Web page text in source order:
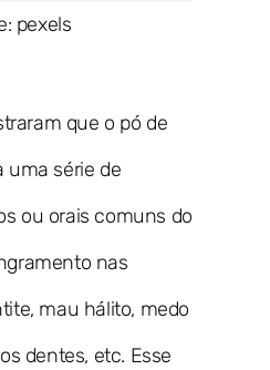
pexels
que o pó de
uma série de
ou orais comuns do
nas
mau hálito, medo
dentes, etc. Esse